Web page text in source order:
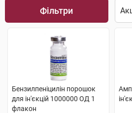
Фільтри
Бензилпеніцилін порошок
для ін'єкцій 1000000 ОД 1
флакон